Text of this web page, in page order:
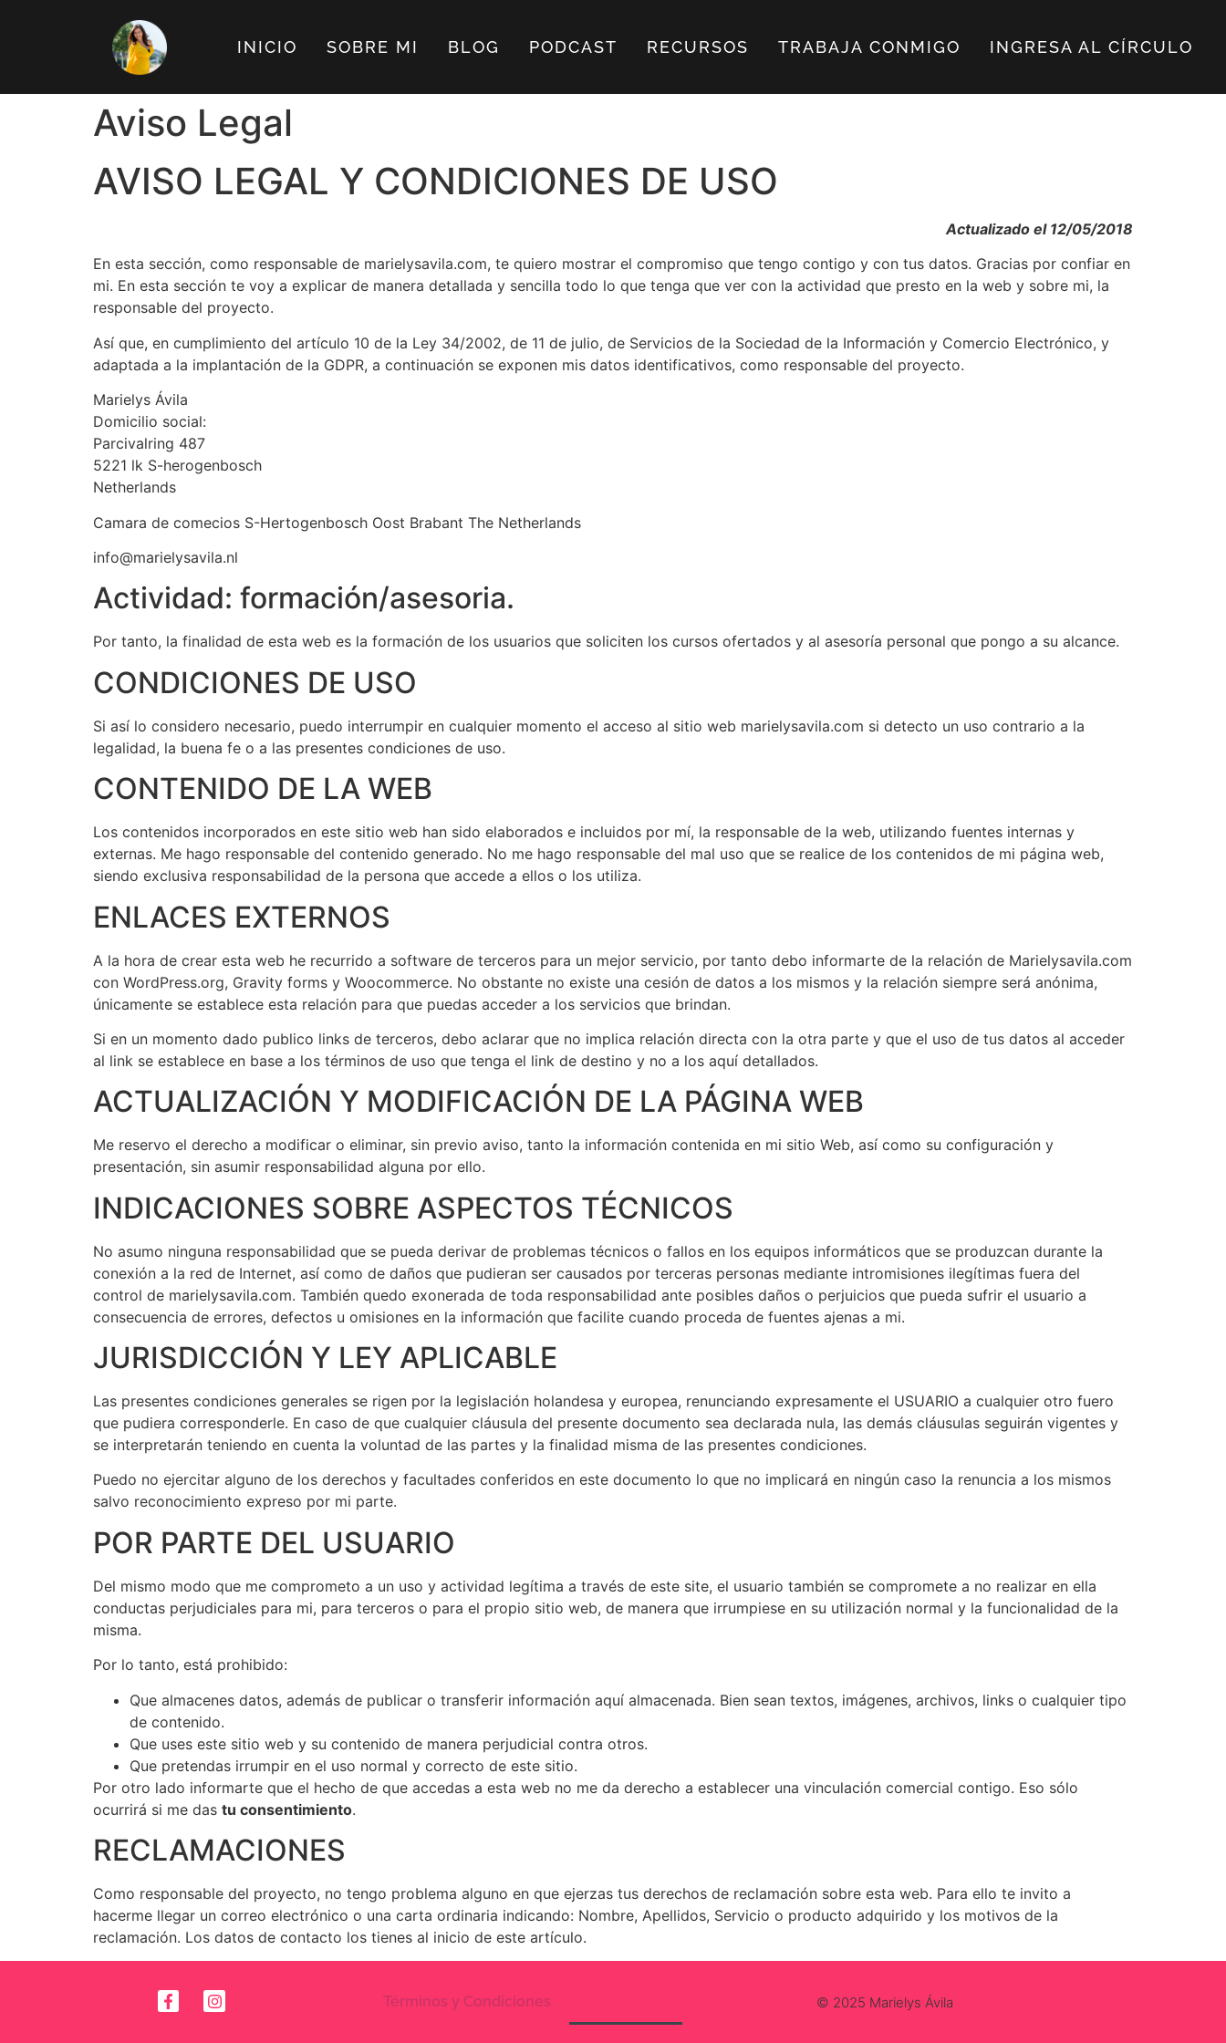
INICIO SOBRE MI BLOG PODCAST RECURSOS TRABAJA CONMIGO INGRESA AL CÍRCULO
Aviso Legal
AVISO LEGAL Y CONDICIONES DE USO
Actualizado el 12/05/2018
En esta sección, como responsable de marielysavila.com, te quiero mostrar el compromiso que tengo contigo y con tus datos. Gracias por confiar en
mi. En esta sección te voy a explicar de manera detallada y sencilla todo lo que tenga que ver con la actividad que presto en la web y sobre mi, la
responsable del proyecto.
Así que, en cumplimiento del artículo 10 de la Ley 34/2002, de 11 de julio, de Servicios de la Sociedad de la Información y Comercio Electrónico, y
adaptada a la implantación de la GDPR, a continuación se exponen mis datos identificativos, como responsable del proyecto.
Marielys Ávila
Domicilio social:
Parcivalring 487
5221 lk S-herogenbosch
Netherlands
Camara de comecios S-Hertogenbosch Oost Brabant The Netherlands
info@marielysavila.nl
Actividad: formación/asesoria.
Por tanto, la finalidad de esta web es la formación de los usuarios que soliciten los cursos ofertados y al asesoría personal que pongo a su alcance.
CONDICIONES DE USO
Si así lo considero necesario, puedo interrumpir en cualquier momento el acceso al sitio web marielysavila.com si detecto un uso contrario a la
legalidad, la buena fe o a las presentes condiciones de uso.
CONTENIDO DE LA WEB
Los contenidos incorporados en este sitio web han sido elaborados e incluidos por mí, la responsable de la web, utilizando fuentes internas y
externas. Me hago responsable del contenido generado. No me hago responsable del mal uso que se realice de los contenidos de mi página web,
siendo exclusiva responsabilidad de la persona que accede a ellos o los utiliza.
ENLACES EXTERNOS
A la hora de crear esta web he recurrido a software de terceros para un mejor servicio, por tanto debo informarte de la relación de Marielysavila.com
con WordPress.org, Gravity forms y Woocommerce. No obstante no existe una cesión de datos a los mismos y la relación siempre será anónima,
únicamente se establece esta relación para que puedas acceder a los servicios que brindan.
Si en un momento dado publico links de terceros, debo aclarar que no implica relación directa con la otra parte y que el uso de tus datos al acceder
al link se establece en base a los términos de uso que tenga el link de destino y no a los aquí detallados.
ACTUALIZACIÓN Y MODIFICACIÓN DE LA PÁGINA WEB
Me reservo el derecho a modificar o eliminar, sin previo aviso, tanto la información contenida en mi sitio Web, así como su configuración y
presentación, sin asumir responsabilidad alguna por ello.
INDICACIONES SOBRE ASPECTOS TÉCNICOS
No asumo ninguna responsabilidad que se pueda derivar de problemas técnicos o fallos en los equipos informáticos que se produzcan durante la
conexión a la red de Internet, así como de daños que pudieran ser causados por terceras personas mediante intromisiones ilegítimas fuera del
control de marielysavila.com. También quedo exonerada de toda responsabilidad ante posibles daños o perjuicios que pueda sufrir el usuario a
consecuencia de errores, defectos u omisiones en la información que facilite cuando proceda de fuentes ajenas a mi.
JURISDICCIÓN Y LEY APLICABLE
Las presentes condiciones generales se rigen por la legislación holandesa y europea, renunciando expresamente el USUARIO a cualquier otro fuero
que pudiera corresponderle. En caso de que cualquier cláusula del presente documento sea declarada nula, las demás cláusulas seguirán vigentes y
se interpretarán teniendo en cuenta la voluntad de las partes y la finalidad misma de las presentes condiciones.
Puedo no ejercitar alguno de los derechos y facultades conferidos en este documento lo que no implicará en ningún caso la renuncia a los mismos
salvo reconocimiento expreso por mi parte.
POR PARTE DEL USUARIO
Del mismo modo que me comprometo a un uso y actividad legítima a través de este site, el usuario también se compromete a no realizar en ella
conductas perjudiciales para mi, para terceros o para el propio sitio web, de manera que irrumpiese en su utilización normal y la funcionalidad de la
misma.
Por lo tanto, está prohibido:
Que almacenes datos, además de publicar o transferir información aquí almacenada. Bien sean textos, imágenes, archivos, links o cualquier tipo
de contenido.
Que uses este sitio web y su contenido de manera perjudicial contra otros.
Que pretendas irrumpir en el uso normal y correcto de este sitio.
Por otro lado informarte que el hecho de que accedas a esta web no me da derecho a establecer una vinculación comercial contigo. Eso sólo
ocurrirá si me das tu consentimiento.
RECLAMACIONES
Como responsable del proyecto, no tengo problema alguno en que ejerzas tus derechos de reclamación sobre esta web. Para ello te invito a
hacerme llegar un correo electrónico o una carta ordinaria indicando: Nombre, Apellidos, Servicio o producto adquirido y los motivos de la
reclamación. Los datos de contacto los tienes al inicio de este artículo.
Términos y Condiciones © 2025 Marielys Ávila